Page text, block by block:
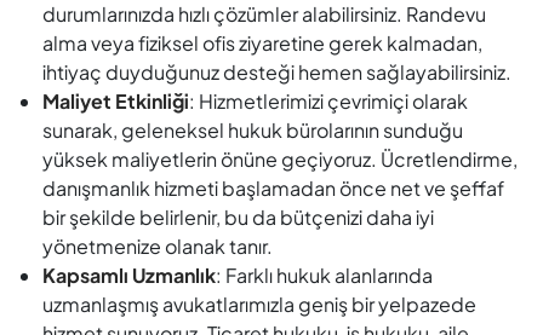
yönetmenize olanak tanır.
Kapsamlı Uzmanlık: Farklı hukuk alanlarında
uzmanlaşmış avukatlarımızla geniş bir yelpazede
hizmet sunuyoruz. Ticaret hukuku, iş hukuku, aile
hukuku ve daha fazlası için en uygun uzmanı seçebilir
ve sorularınızı profesyonel bir şekilde çözebilirsiniz.
Güvenli ve Gizli Danışmanlık: Tüm görüşmeleriniz son
SSL sertifikalı şifreleme ile korunur, kişisel bilgileriniz
ve hukuki verileriniz güvenli bir şekilde saklanır.
Gizliliğiniz bizim için önemlidir.
Kullanıcı Dostu Platform: Basit ve etkili kullanıcı